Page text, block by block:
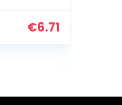
€6.71